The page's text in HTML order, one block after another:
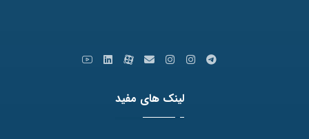
لینک های مفید